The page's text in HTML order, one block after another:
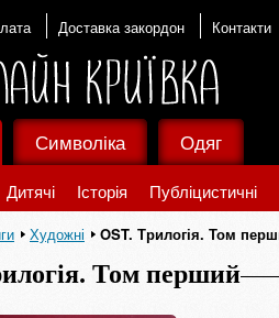
Доставка закордон Контакти
Дитячі Історія Публіцистичні
Символіка Одяг
Художні OST. Трилогія. Том
Том перший